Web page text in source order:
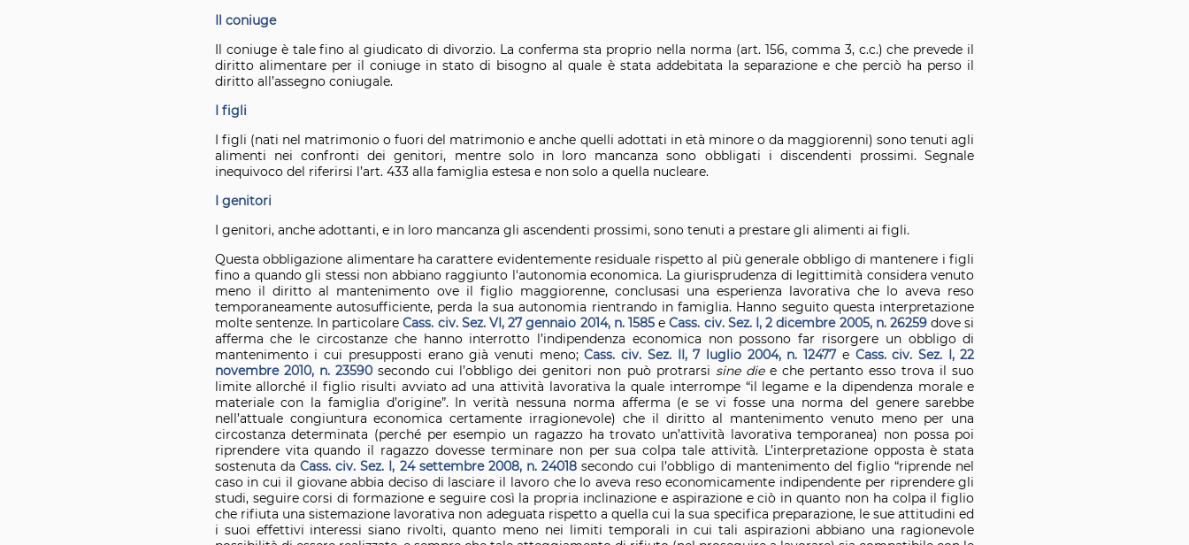
Il coniuge
Il coniuge è tale fino al giudicato di divorzio. La conferma sta proprio nella norma (art. 156, comma 3, c.c.) che prevede il
diritto alimentare per il coniuge in stato di bisogno al quale è stata addebitata la separazione e che perciò ha perso il
diritto all’assegno coniugale.
I figli
I figli (nati nel matrimonio o fuori del matrimonio e anche quelli adottati in età minore o da maggiorenni) sono tenuti agli
alimenti nei confronti dei genitori, mentre solo in loro mancanza sono obbligati i discendenti prossimi. Segnale
inequivoco del riferirsi l’art. 433 alla famiglia estesa e non solo a quella nucleare.
I genitori
I genitori, anche adottanti, e in loro mancanza gli ascendenti prossimi, sono tenuti a prestare gli alimenti ai figli.
Questa obbligazione alimentare ha carattere evidentemente residuale rispetto al più generale obbligo di mantenere i figli
fino a quando gli stessi non abbiano raggiunto l'autonomia economica. La giurisprudenza di legittimità considera venuto
meno il diritto al mantenimento ove il figlio maggiorenne, conclusasi una esperienza lavorativa che lo aveva reso
temporaneamente autosufficiente, perda la sua autonomia rientrando in famiglia. Hanno seguito questa interpretazione
molte sentenze. In particolareCass. civ. Sez. VI, 27 gennaio 2014, n. 1585 eCass. civ. Sez. I, 2 dicembre 2005, n. 26259 dove si
afferma che le circostanze che hanno interrotto l’indipendenza economica non possono far risorgere un obbligo di
mantenimento i cui presupposti erano già venuti meno;Cass. civ. Sez. II, 7 luglio 2004, n. 12477 e Cass. civ. Sez. I, 22
novembre 2010, n. 23590 secondo cui l’obbligo dei genitori non può protrarsi sine diee che pertanto esso trova il suo
limite allorché il figlio risulti avviato ad una attività lavorativa la quale interrompe “il legame e la dipendenza morale e
materiale con la famiglia d’origine”. In verità nessuna norma afferma (e se vi fosse una norma del genere sarebbe
nell’attuale congiuntura economica certamente irragionevole) che il diritto al mantenimento venuto meno per una
circostanza determinata (perché per esempio un ragazzo ha trovato un’attività lavorativa temporanea) non possa poi
riprendere vita quando il ragazzo dovesse terminare non per sua colpa tale attività. L’interpretazione opposta è stata
sostenuta da Cass. civ. Sez. I, 24 settembre 2008, n. 24018 secondo cui l’obbligo di mantenimento del figlio “riprende nel
caso in cui il giovane abbia deciso di lasciare il lavoro che lo aveva reso economicamente indipendente per riprendere gli
studi, seguire corsi di formazione e seguire così la propria inclinazione e aspirazione e ciò in quanto non ha colpa il figlio
che rifiuta una sistemazione lavorativa non adeguata rispetto a quella cui la sua specifica preparazione, le sue attitudini ed
i suoi effettivi interessi siano rivolti, quanto meno nei limiti temporali in cui tali aspirazioni abbiano una ragionevole